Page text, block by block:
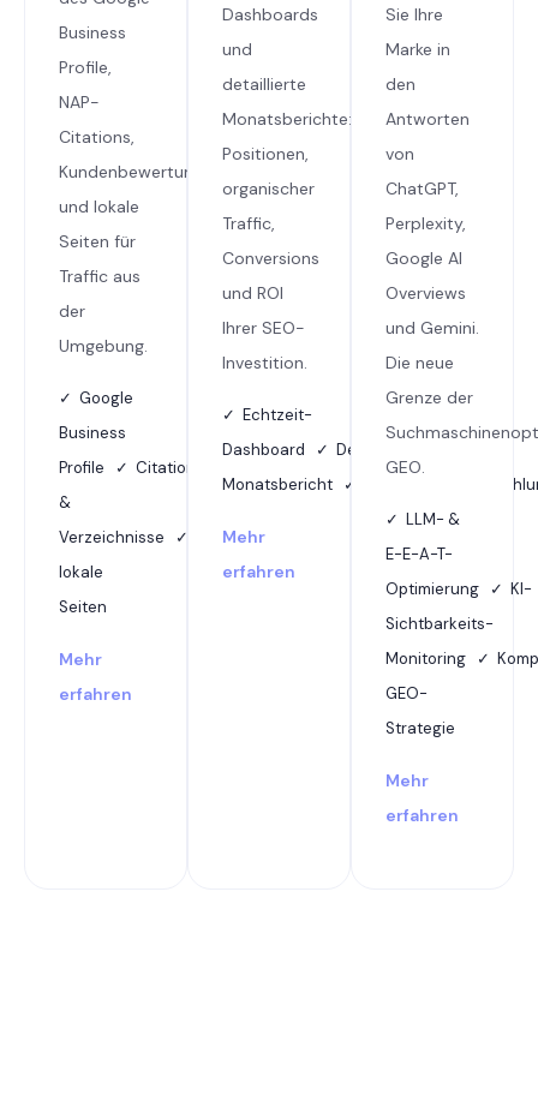
Business
Profile,
NAP-
Citations,
Kundenbewertungen
und lokale
Seiten für
Traffic aus
der
Umgebung.
✓ Google
Business
Profile ✓ Citations
&
Verzeichnisse ✓ Optimierte
lokale
Seiten
Mehr
erfahren
Dashboards
und
detaillierte
Monatsberichte:
Positionen,
organischer
Traffic,
Conversions
und ROI
Ihrer SEO-
Investition.
✓ Echtzeit-
Dashboard ✓ Detaillierter
Monatsbericht ✓
Mehr
erfahren
Sie Ihre
Marke in
den
Antworten
von
ChatGPT,
Perplexity,
Google AI
Overviews
und Gemini.
Die neue
Grenze der
GEO.
✓ LLM- &
E-E-A-T-
Optimierung ✓ KI-
Sichtbarkeits-
Monitoring ✓
GEO-
Strategie
Mehr
erfahren